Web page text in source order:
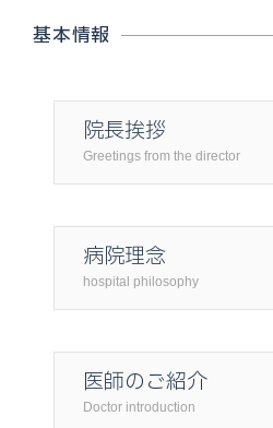
基本情報
院長挨拶
Greetings from the director
病院理念
hospital philosophy
医師のご紹介
Doctor introduction